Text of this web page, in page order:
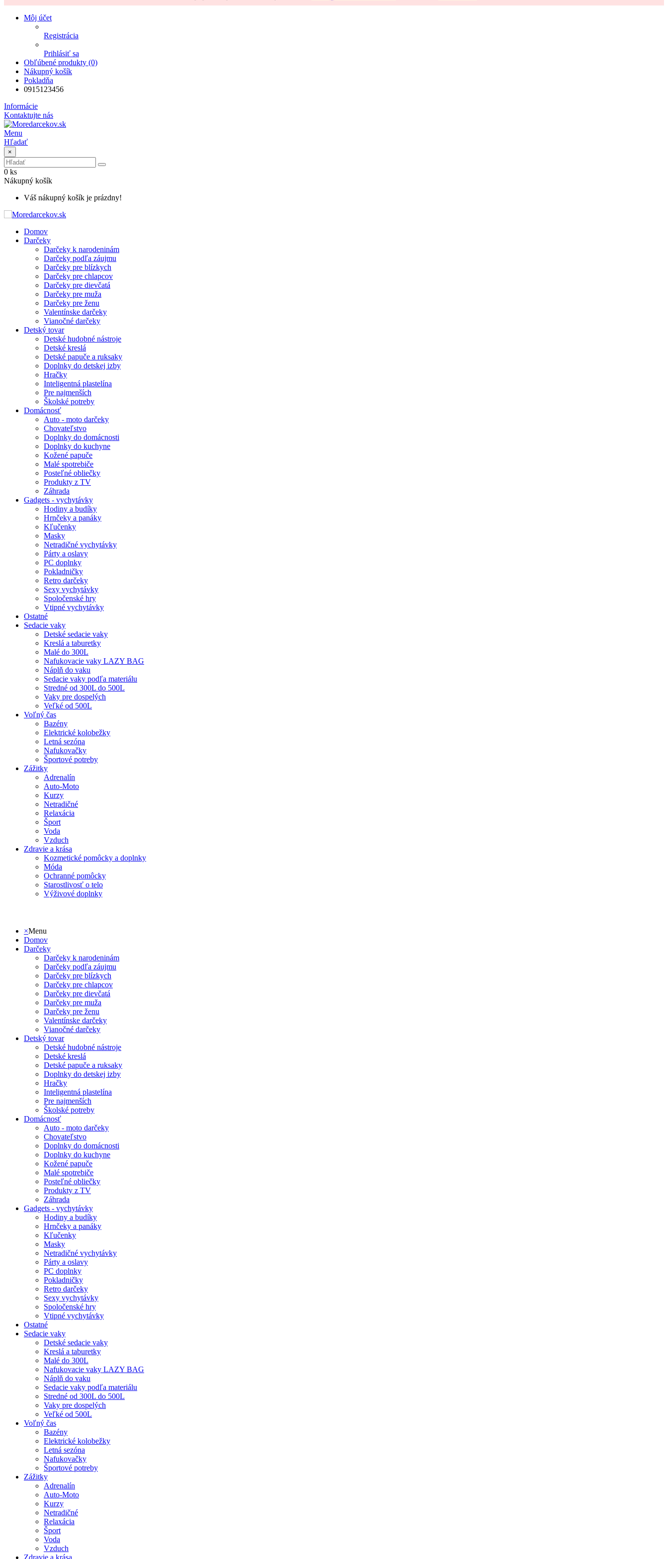
Môj účet
Registrácia
Prihlásiť sa
Obľúbené produkty (0)
Nákupný košík
Pokladňa
0915123456
Informácie
Kontaktujte nás
Menu
Hľadať
×
0 ks
Nákupný košík
Váš nákupný košík je prázdny!
Domov
Darčeky
Darčeky k narodeninám
Darčeky podľa záujmu
Darčeky pre blízkych
Darčeky pre chlapcov
Darčeky pre dievčatá
Darčeky pre muža
Darčeky pre ženu
Valentínske darčeky
Vianočné darčeky
Detský tovar
Detské hudobné nástroje
Detské kreslá
Detské papuče a ruksaky
Doplnky do detskej izby
Hračky
Inteligentná plastelína
Pre najmenších
Školské potreby
Domácnosť
Auto - moto darčeky
Chovateľstvo
Doplnky do domácnosti
Doplnky do kuchyne
Kožené papuče
Malé spotrebiče
Posteľné obliečky
Produkty z TV
Záhrada
Gadgets - vychytávky
Hodiny a budíky
Hrnčeky a panáky
Kľučenky
Masky
Netradičné vychytávky
Párty a oslavy
PC doplnky
Pokladničky
Retro darčeky
Sexy vychytávky
Spoločenské hry
Vtipné vychytávky
Ostatné
Sedacie vaky
Detské sedacie vaky
Kreslá a taburetky
Malé do 300L
Nafukovacie vaky LAZY BAG
Náplň do vaku
Sedacie vaky podľa materiálu
Stredné od 300L do 500L
Vaky pre dospelých
Veľké od 500L
Voľný čas
Bazény
Elektrické kolobežky
Letná sezóna
Nafukovačky
Športové potreby
Zážitky
Adrenalín
Auto-Moto
Kurzy
Netradičné
Relaxácia
Šport
Voda
Vzduch
Zdravie a krása
Kozmetické pomôcky a doplnky
Móda
Ochranné pomôcky
Starostlivosť o telo
Výživové doplnky
×Menu
Domov
Darčeky
Darčeky k narodeninám
Darčeky podľa záujmu
Darčeky pre blízkych
Darčeky pre chlapcov
Darčeky pre dievčatá
Darčeky pre muža
Darčeky pre ženu
Valentínske darčeky
Vianočné darčeky
Detský tovar
Detské hudobné nástroje
Detské kreslá
Detské papuče a ruksaky
Doplnky do detskej izby
Hračky
Inteligentná plastelína
Pre najmenších
Školské potreby
Domácnosť
Auto - moto darčeky
Chovateľstvo
Doplnky do domácnosti
Doplnky do kuchyne
Kožené papuče
Malé spotrebiče
Posteľné obliečky
Produkty z TV
Záhrada
Gadgets - vychytávky
Hodiny a budíky
Hrnčeky a panáky
Kľučenky
Masky
Netradičné vychytávky
Párty a oslavy
PC doplnky
Pokladničky
Retro darčeky
Sexy vychytávky
Spoločenské hry
Vtipné vychytávky
Ostatné
Sedacie vaky
Detské sedacie vaky
Kreslá a taburetky
Malé do 300L
Nafukovacie vaky LAZY BAG
Náplň do vaku
Sedacie vaky podľa materiálu
Stredné od 300L do 500L
Vaky pre dospelých
Veľké od 500L
Voľný čas
Bazény
Elektrické kolobežky
Letná sezóna
Nafukovačky
Športové potreby
Zážitky
Adrenalín
Auto-Moto
Kurzy
Netradičné
Relaxácia
Šport
Voda
Vzduch
Zdravie a krása